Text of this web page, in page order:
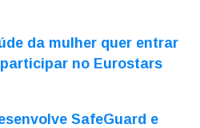
da mulher quer entrar
no Eurostars
SafeGuard e